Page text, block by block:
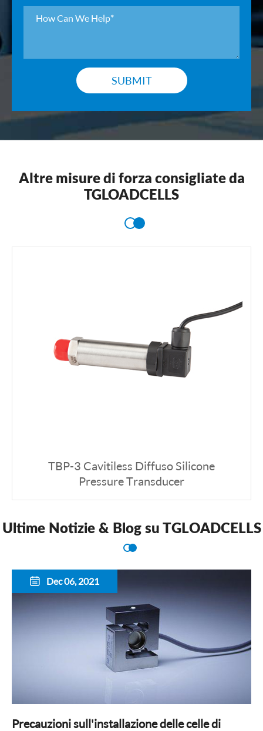
SUBMIT
Altre misure di forza consigliate da
TGLOADCELLS
TBP-3 Cavitiless Diffuso Silicone
Pressure Transducer
Ultime Notizie & Blog su TGLOADCELLS
 Dec 06, 2021
Precauzioni sull'installazione delle celle di